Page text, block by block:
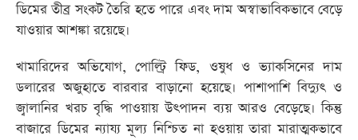
ডিমের তীব্র সংকট তৈরি হতে পারে এবং দাম অস্বাভাবিকভাবে বেড়ে
যাওয়ার আশঙ্কা রয়েছে।
খামারিদের অভিযোগ, পোল্ট্রি ফিড, ওষুধ ও ভ্যাকসিনের দাম
ডলারের অজুহাতে বারবার বাড়ানো হয়েছে। পাশাপাশি বিদ্যুৎ ও
জ্বালানির খরচ বৃদ্ধি পাওয়ায় উৎপাদন ব্যয় আরও বেড়েছে। কিন্তু
বাজারে ডিমের ন্যায্য মূল্য নিশ্চিত না হওয়ায় তারা মারাত্মকভাবে